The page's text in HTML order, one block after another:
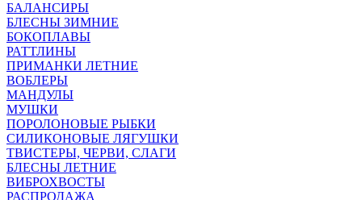
БАЛАНСИРЫ
БЛЕСНЫ ЗИМНИЕ
БОКОПЛАВЫ
РАТТЛИНЫ
ПРИМАНКИ ЛЕТНИЕ
ВОБЛЕРЫ
МАНДУЛЫ
МУШКИ
ПОРОЛОНОВЫЕ РЫБКИ
СИЛИКОНОВЫЕ ЛЯГУШКИ
ТВИСТЕРЫ, ЧЕРВИ, СЛАГИ
БЛЕСНЫ ЛЕТНИЕ
ВИБРОХВОСТЫ
РАСПРОДАЖА